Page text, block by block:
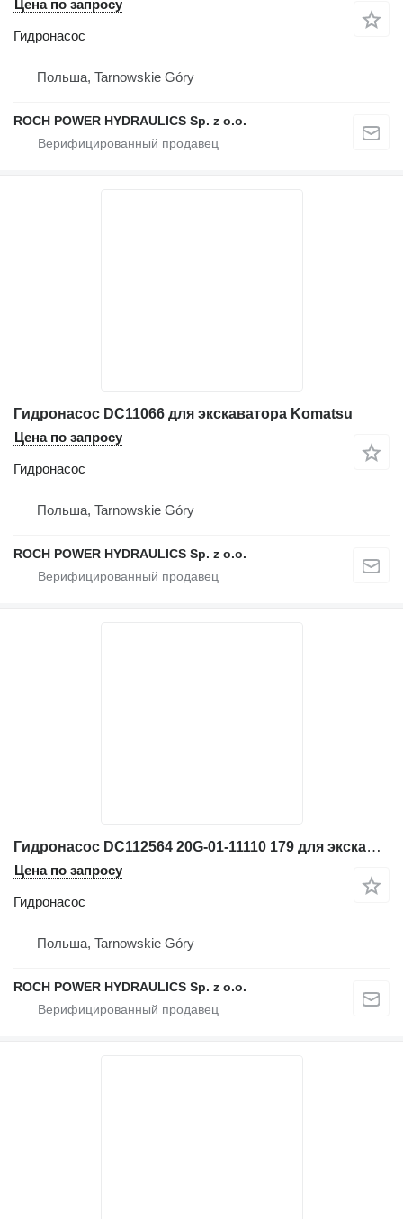
Цена по запросу
Гидронасос
Польша, Tarnowskie Góry
ROCH POWER HYDRAULICS Sp. z o.o.
Гидронасос DC11066 для экскаватора Komatsu
Цена по запросу
Гидронасос
Польша, Tarnowskie Góry
ROCH POWER HYDRAULICS Sp. z o.o.
Гидронасос DC112564 20G-01-11110 179 для экскаватора Komatsu
Цена по запросу
Гидронасос
Польша, Tarnowskie Góry
ROCH POWER HYDRAULICS Sp. z o.o.